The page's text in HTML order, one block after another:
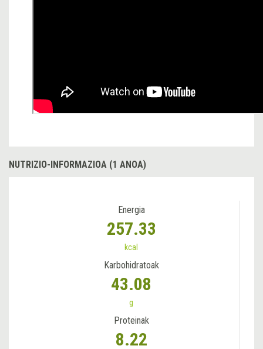
NUTRIZIO-INFORMAZIOA (1 ANOA)
Energia
257.33
kcal
Karbohidratoak
43.08
g
Proteinak
8.22